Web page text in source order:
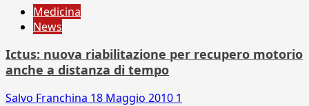
Medicina
News
Ictus: nuova riabilitazione per recupero motorio
anche a distanza di tempo
Salvo Franchina 18 Maggio 2010 1